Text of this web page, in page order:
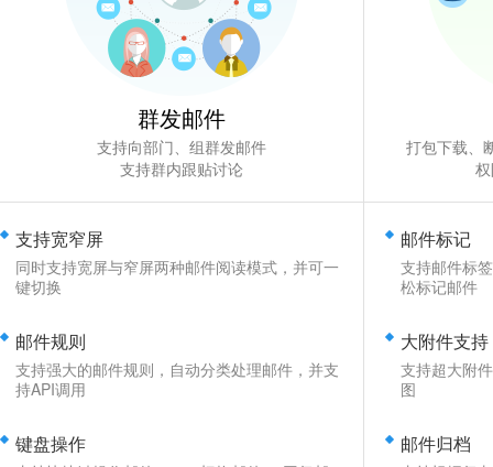
群发邮件
支持向部门、组群发邮件
支持群内跟贴讨论
支持宽窄屏
同时支持宽屏与窄屏两种邮件阅读模式，并可一
键切换
邮件规则
支持强大的邮件规则，自动分类处理邮件，并支
持API调用
键盘操作
打包下载、
邮件标记
支持邮件标
松标记邮件
大附件支持
支持超大附
图
邮件归档